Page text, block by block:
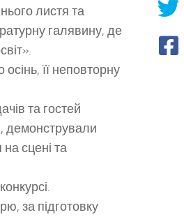
листя та
галявину, де
її неповторну
та гостей
демонстрували
сцені та
за підготовку